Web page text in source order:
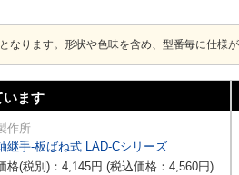
なります。形状や色味を含め、型番毎に仕様
います
作所
継手-板ばね式 LAD-Cシリーズ
格(税別)： 4,145円 (税込価格： 4,560円)